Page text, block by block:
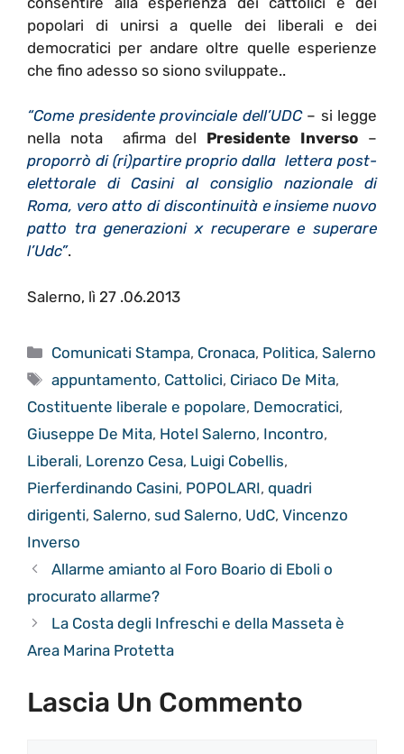
popolari di unirsi a quelle dei liberali e dei
democratici per andare oltre quelle esperienze
che fino adesso so siono sviluppate..
“Come presidente provinciale dell’UDC – si legge
nella nota afirma del Presidente Inverso –
proporrò di (ri)partire proprio dalla lettera post-
elettorale di Casini al consiglio nazionale di
Roma, vero atto di discontinuità e insieme nuovo
patto tra generazioni x recuperare e superare
l’Udc”.
Salerno, lì 27 .06.2013
Categorie
Comunicati Stampa, Cronaca, Politica,Salerno
Tag
appuntamento, Cattolici, Ciriaco De Mita,
Costituente liberale e popolare, Democratici,
Giuseppe De Mita, Hotel Salerno, Incontro,
Liberali, Lorenzo Cesa, Luigi Cobellis,
Pierferdinando Casini, POPOLARI, quadri
dirigenti, Salerno, sud Salerno, UdC, Vincenzo
Inverso
Allarme amianto al Foro Boario di Eboli o
procurato allarme?
La Costa degli Infreschi e della Masseta è
Area Marina Protetta
Lascia Un Commento